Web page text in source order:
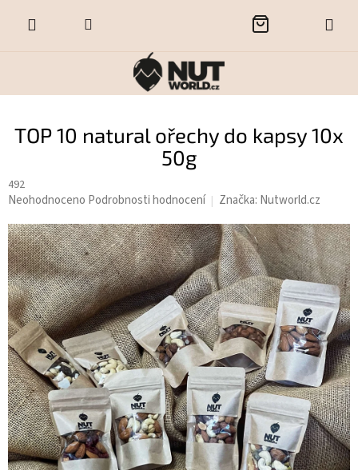
NÁKUPNÍ
TOP 10 natural ořechy do kapsy 10x
50g
492
Průměrné
produktu
je
0,0
z
5
hvězdiček.
Neohodnoceno Podrobnosti hodnocení Značka: Nutworld.cz